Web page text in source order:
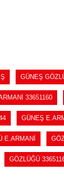
GÜNEŞ
33651160
GÜNEŞ
E.ARMANİ
GÖZLÜĞÜ